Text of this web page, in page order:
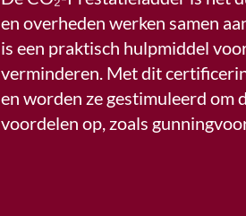
en overheden werken samen
is een praktisch hulpmiddel
verminderen. Met dit
en worden ze gestimuleerd om
voordelen op, zoals